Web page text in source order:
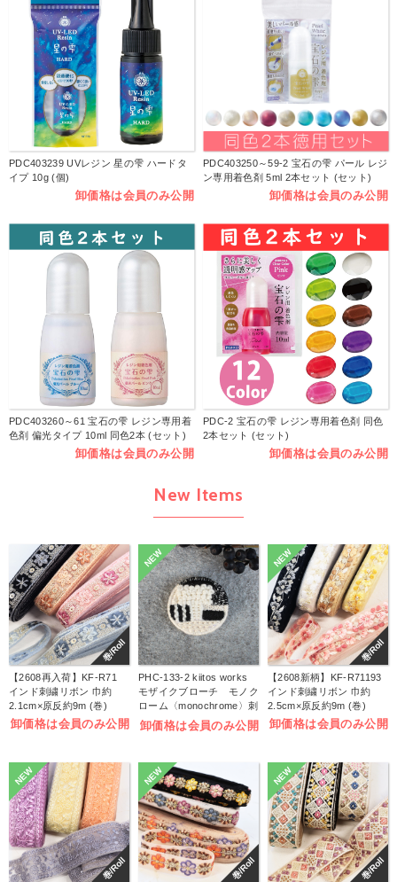
PDC403239 UVレジン 星の雫 ハードタ
イプ 10g (個)
卸価格は会員のみ公開
PDC403250～59-2 宝石の雫 パール レジ
ン専用着色剤 5ml 2本セット (セット)
卸価格は会員のみ公開
PDC403260～61 宝石の雫 レジン専用着
色剤 偏光タイプ 10ml 同色2本 (セット)
卸価格は会員のみ公開
PDC-2 宝石の雫 レジン専用着色剤 同色
2本セット (セット)
卸価格は会員のみ公開
New Items
巻/Roll
【2608再入荷】KF-R71
インド刺繍リボン 巾約
2.1cm×原反約9m (巻)
卸価格は会員のみ公開
NEW
PHC-133-2 kiitos works
モザイクブローチ モノク
ローム〈monochrome〉刺
しゅうキット (袋)
卸価格は会員のみ公開
巻/Roll
NEW
【2608新柄】KF-R71193
インド刺繍リボン 巾約
2.5cm×原反約9m (巻)
卸価格は会員のみ公開
NEW
巻/Roll 巻/Roll
NEW
巻/Roll
NEW